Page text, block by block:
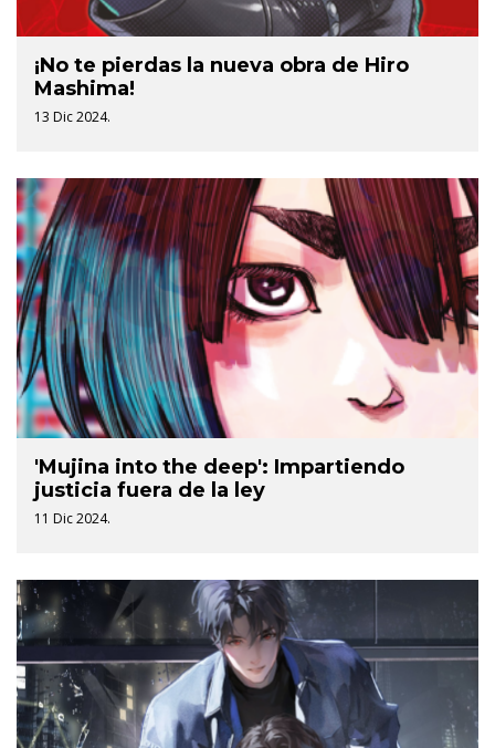
¡No te pierdas la nueva obra de Hiro
Mashima!
13 Dic 2024.
'Mujina into the deep': Impartiendo
justicia fuera de la ley
11 Dic 2024.